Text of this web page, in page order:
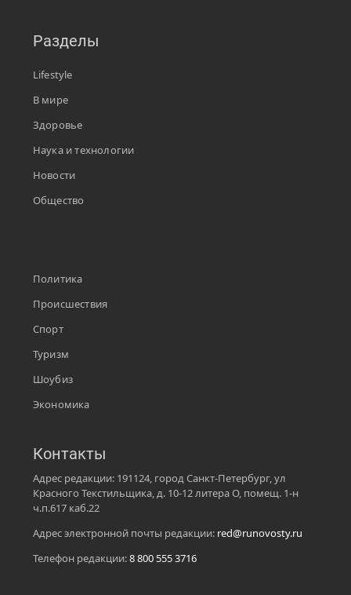
Разделы
Lifestyle
В мире
Здоровье
Наука и технологии
Новости
Общество
Политика
Происшествия
Спорт
Туризм
Шоубиз
Экономика
Контакты
Адрес редакции: 191124, город Санкт-Петербург, ул
Красного Текстильщика, д. 10-12 литера О, помещ. 1-н
ч.п.617 каб.22
Адрес электронной почты редакции: red@runovosty.ru
Телефон редакции:8 800 555 3716